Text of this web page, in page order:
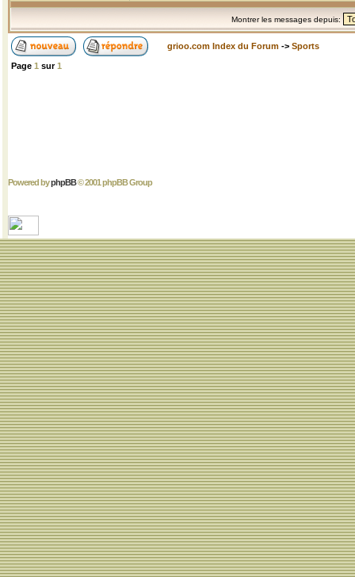
Montrer les messages depuis:
grioo.com Index du Forum -> Sports
Page 1 sur1
Powered byphpBB© 2001 phpBB Group